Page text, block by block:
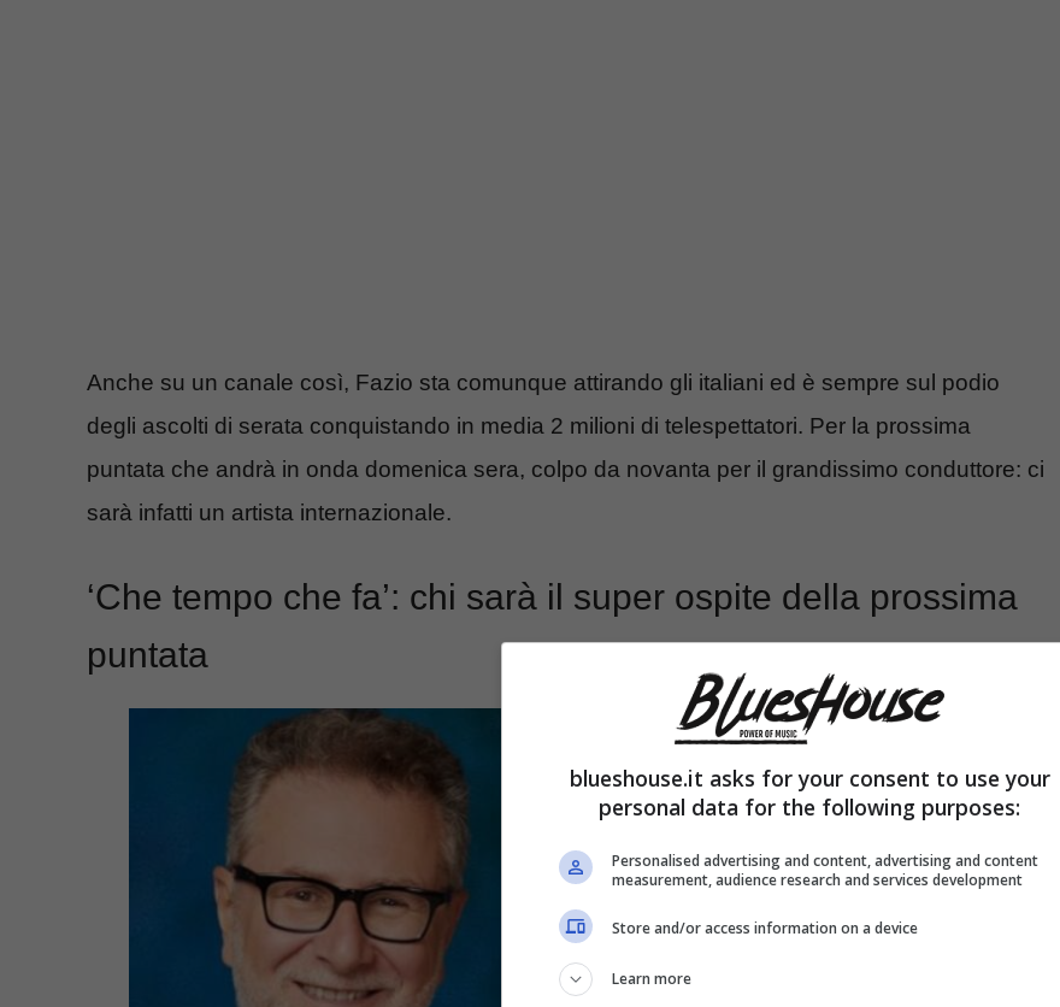
Anche su un canale così, Fazio sta comunque attirando gli italiani ed è sempre sul podio
degli ascolti di serata conquistando in media 2 milioni di telespettatori. Per la prossima
puntata che andrà in onda domenica sera, colpo da novanta per il grandissimo conduttore: ci
sarà infatti un artista internazionale.
‘Che tempo che fa’: chi sarà il super ospite della prossima
puntata
blueshouse.it asks for your consent to use your
personal data for the following purposes:
Personalised advertising and content, advertising and content
measurement, audience research and services development
Store and/or access information on a device
Learn more